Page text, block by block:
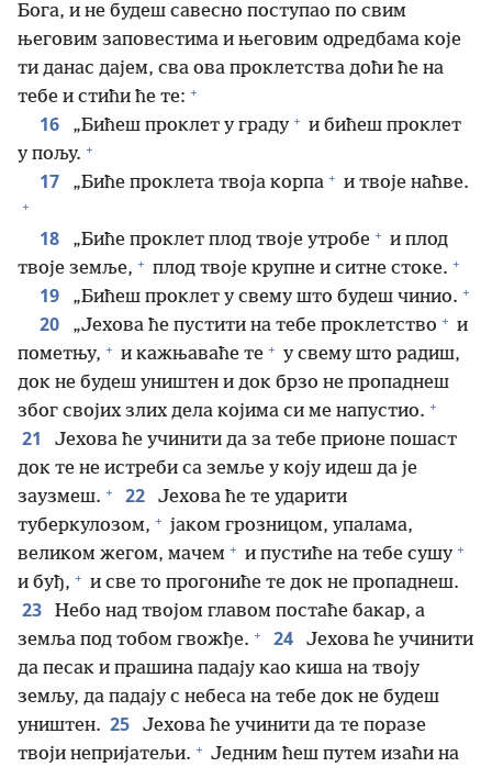
Бога, и не будеш савесно поступао по свим
његовим заповестима и његовим одредбама које
ти данас дајем, сва ова проклетства доћи ће на
тебе и стићи ће те: +
16 „Бићеш проклет у граду + и бићеш проклет
у пољу. +
17 „Биће проклета твоја корпа + и твоје наћве.
+
18 „Биће проклет плод твоје утробе + и плод
твоје земље, + плод твоје крупне и ситне стоке. +
19 „Бићеш проклет у свему што будеш чинио. +
20 „Јехова ће пустити на тебе проклетство + и
пометњу, + и кажњаваће те + у свему што радиш,
док не будеш уништен и док брзо не пропаднеш
због својих злих дела којима си ме напустио. +
21
Јехова ће учинити да за тебе прионе пошаст
док те не истреби са земље у коју идеш да је
заузмеш. + 22
Јехова ће те ударити
туберкулозом, + јаком грозницом, упалама,
великом жегом, мачем + и пустиће на тебе сушу +
и буђ, + и све то прогониће те док не пропаднеш.
23
Небо над твојом главом постаће бакар, а
земља под тобом гвожђе. + 24
Јехова ће учинити
да песак и прашина падају као киша на твоју
земљу, да падају с небеса на тебе док не будеш
уништен. 25
Јехова ће учинити да те поразе
твоји непријатељи. + Једним ћеш путем изаћи на